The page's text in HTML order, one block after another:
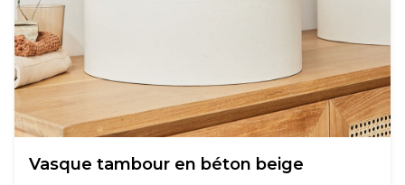
Vasque tambour en béton beige